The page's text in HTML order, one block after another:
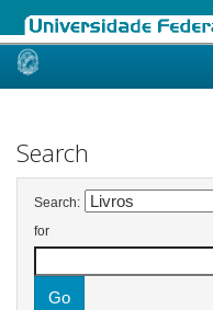
Skip
Search
Search:
for